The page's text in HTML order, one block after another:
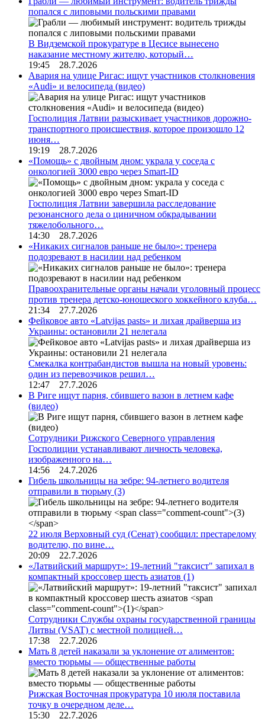
попался с липовыми польскими правами
В Видземской прокуратуре в Цесисе вынесено
наказание местному жителю, который…
19:45 28.7.2026
Авария на улице Ригас: ищут участников столкновения
«Audi» и велосипеда (видео)
Госполиция Латвии разыскивает участников дорожно-
транспортного происшествия, которое произошло 12
июня…
19:19 28.7.2026
«Помощь» с двойным дном: украла у соседа с
онкологией 3000 евро через Smart-ID
Госполиция Латвии завершила расследование
резонансного дела о циничном обкрадывании
тяжелобольного…
14:30 28.7.2026
«Никаких сигналов раньше не было»: тренера
подозревают в насилии над ребенком
Правоохранительные органы начали уголовный процесс
против тренера детско-юношеского хоккейного клуба…
21:34 27.7.2026
Фейковое авто «Latvijas pasts» и лихая драйверша из
Украины: остановили 21 нелегала
Смекалка контрабандистов вышла на новый уровень:
один из перевозчиков решил…
12:47 27.7.2026
В Риге ищут парня, сбившего вазон в летнем кафе
(видео)
Сотрудники Рижского Северного управления
Госполиции устанавливают личность человека,
изображенного на…
14:56 24.7.2026
Гибель школьницы на зебре: 94-летнего водителя
отправили в тюрьму (3)
22 июля Верховный суд (Сенат) сообщил: престарелому
водителю, по вине…
20:09 22.7.2026
«Латвийский маршрут»: 19-летний "таксист" запихал в
компактный кроссовер шесть азиатов (1)
Сотрудники Службы охраны государственной границы
Литвы (VSAT) с местной полицией…
17:38 22.7.2026
Мать 8 детей наказали за уклонение от алиментов:
вместо тюрьмы — общественные работы
Рижская Восточная прокуратура 10 июля поставила
точку в очередном деле…
15:30 22.7.2026